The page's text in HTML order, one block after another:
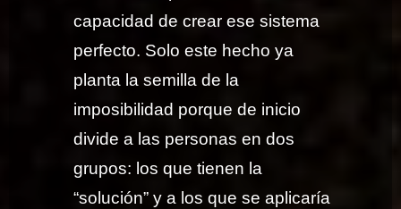
capacidad de crear ese sistema
perfecto. Solo este hecho ya
planta la semilla de la
imposibilidad porque de inicio
divide a las personas en dos
grupos: los que tienen la
“solución” y a los que se aplicaría